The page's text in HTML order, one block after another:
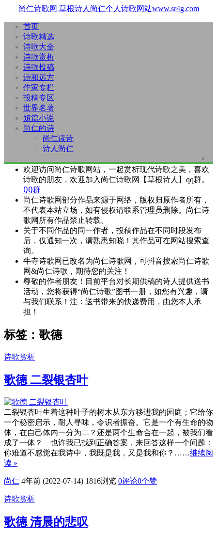
尚仁诗歌网 草根诗人尚仁个人诗歌网站www.sr4g.com
首页
诗歌精选
诗歌大全
诗歌赏析
诗歌投稿
诗和远方
作家专栏
投稿专区
世界名著
短篇小说
尚仁的诗
尚仁读诗
诗人尚仁
欢迎访问尚仁诗歌网站，一起赏析现代诗歌之美，喜欢
诗歌的朋友，欢迎加入尚仁诗歌网【草根诗人】qq群。
QQ群
尚仁诗歌网部分作品来源于网络，版权归原作者所有，
不代表本站立场，如有侵权请联系管理员删除。尚仁诗
歌网所有作品禁止转载。
关于不同作品的同一作者，投稿作品在不同时段发布
后，仅通知一次，请熟悉知晓！其作品可在网站搜索查
询。
牛寺诗歌网已改名为尚仁诗歌网，可抖音搜索尚仁诗歌
网&尚仁诗歌，期待您的关注！
尊敬的作者朋友！目前平台对长期供稿的诗人提供送书
活动，您将获得“尚仁诗歌”图书一册，如您有兴趣，请
与我们联系！注：送书带来的快递费用，由您本人承
担！
标签：歌德
诗歌赏析
歌德 二裂银杏叶
二裂银杏叶生着这种叶子的树木从东方移进我的园庭；它给你
一个秘密启示，耐人寻味，令识者振奋。它是一个有生命的物
体，在自己体内一分为二？还是两个生命合在一起，被我们看
成了一体？ 也许我已找到正确答案，来回答这样一个问题：
你难道不感觉在我诗中，我既是我，又是我和你？……继续阅
读 »
尚仁 4年前 (2022-07-14) 1816浏览 0评论0个赞
诗歌赏析
歌德 清晨的悲叹